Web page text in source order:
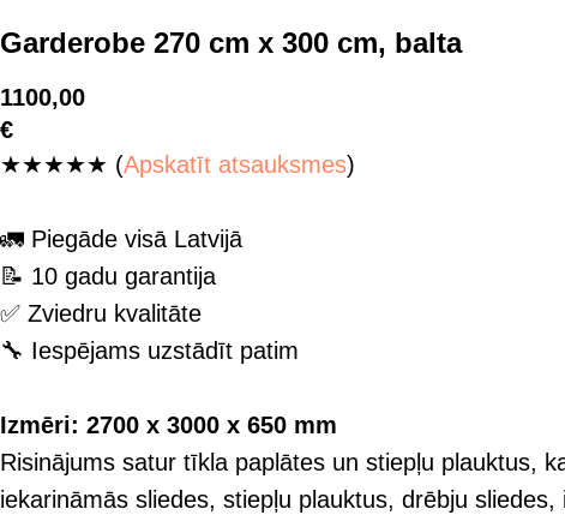
Garderobe 270 cm x 300 cm, balta
1100,00
€
★★★★★ (Apskatīt atsauksmes)
🚛 Piegāde visā Latvijā
📝 10 gadu garantija
✅ Zviedru kvalitāte
🔧 Iespējams uzstādīt patim
Izmēri: 2700 x 3000 x 650 mm
Risinājums satur tīkla paplātes un stiepļu plauktus,
iekarināmās sliedes, stiepļu plauktus, drēbju